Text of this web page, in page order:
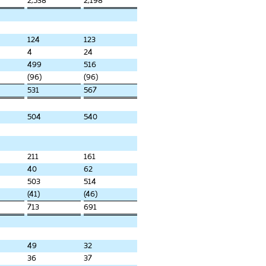
124
123
4
24
499
516
(96)
(96)
531
567
504 540
211
161
40
62
503
514
(41)
(46)
713
691
49
32
36
37